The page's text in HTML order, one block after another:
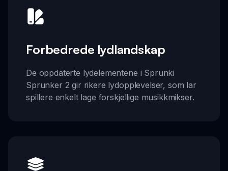
Forbedrede lydlandskap
De oppdaterte lydelementene i Sprunki
Sprunker 2 gir rikere lydopplevelser, som lar
spillere enkelt lage forskjellige musikkmikser.